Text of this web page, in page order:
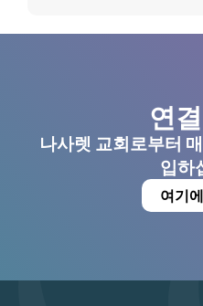
연
나사렛 교회로부터
입하
여기